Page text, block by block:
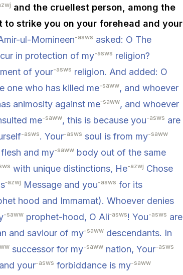
and the cruellest person, among the
to strike you on your forehead and your
ul-Momineen-asws asked: O The
in protection of my-asws religion?
of your-asws religion. And added: O
one who has killed me-saww, and whoever
animosity against me‑saww, and whoever
me-saww, this is because you-asws are
-asws. Your-asws soul is from my-saww
and my-saww body out of the same
with unique distinctions, He-azwj Chose
‑azwj Message and you-asws for its
hood and Immamat). Whoever denies
-saww prophet-hood, O Ali‑asws! You-asws are
and saviour of my-saww descendants. In
successor for my-saww nation, Your-asws
your-asws forbiddance is my-saww